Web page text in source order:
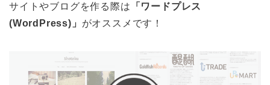
サイトやブログを作る際は 「ワードプレス
(WordPress)」 がオススメです！